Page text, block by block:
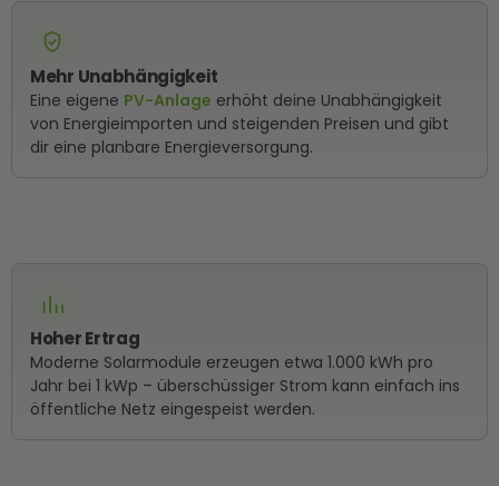
Mehr Unabhängigkeit
Eine eigene PV-Anlage erhöht deine Unabhängigkeit
von Energieimporten und steigenden Preisen und gibt
dir eine planbare Energieversorgung.
Hoher Ertrag
Moderne Solarmodule erzeugen etwa 1.000 kWh pro
Jahr bei 1 kWp – überschüssiger Strom kann einfach ins
öffentliche Netz eingespeist werden.